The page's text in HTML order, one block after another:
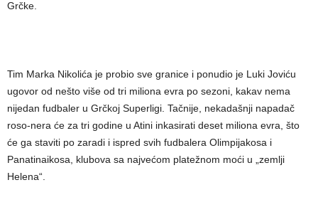
Grčke.
Tim Marka Nikolića je probio sve granice i ponudio je Luki Joviću
ugovor od nešto više od tri miliona evra po sezoni, kakav nema
nijedan fudbaler u Grčkoj Superligi. Tačnije, nekadašnji napadač
roso-nera će za tri godine u Atini inkasirati deset miliona evra, što
će ga staviti po zaradi i ispred svih fudbalera Olimpijakosa i
Panatinaikosa, klubova sa najvećom platežnom moći u „zemlji
Helena“.